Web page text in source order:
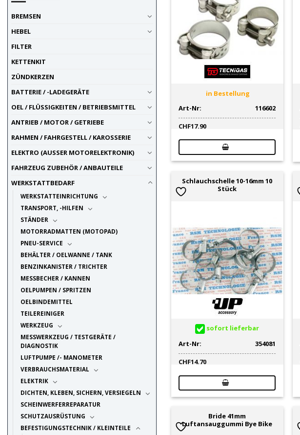
Sattelstütze / -Zubehör
Zubehör
BREMSEN
HEBEL
FILTER
KETTENKIT
ZÜNDKERZEN
BATTERIE / -LADEGERÄTE
OEL / FLÜSSIGKEITEN / BETRIEBSMITTEL
ANTRIEB / MOTOR / GETRIEBE
RAHMEN / FAHRGESTELL / KAROSSERIE
ELEKTRO (AUSSER MOTORELEKTRONIK)
FAHRZEUG ZUBEHÖR / ANBAUTEILE
WERKSTATTBEDARF
WERKSTATTEINRICHTUNG
TRANSPORT, -HILFEN
STÄNDER
MOTORRADMATTEN (MOTOPAD)
PNEU-SERVICE
BEHÄLTER / OELWANNE / TANK
BENZINKANISTER / TRICHTER
MESSBECHER / KANNEN
OELPUMPEN / SPRITZEN
OELBINDEMITTEL
TEILEREINIGER
WERKZEUG
MESSWERKZEUG / TESTGERÄTE /
DIAGNOSTIK
LUFTPUMPE /- MANOMETER
VERBRAUCHSMATERIAL
ELEKTRIK
DICHTEN, KLEBEN, SICHERN, VERSIEGELN
SCHEINWERFERREPARATUR
SCHUTZAUSRÜSTUNG
BEFESTIGUNGSTECHNIK / KLEINTEILE
in Bestellung
Art-Nr:
116602
CHF17.90
Schlauchschelle 10-16mm 10
Stück
sofort lieferbar
Art-Nr:
354081
CHF14.70
Bride 41mm
Luftansauggummi Bye Bike